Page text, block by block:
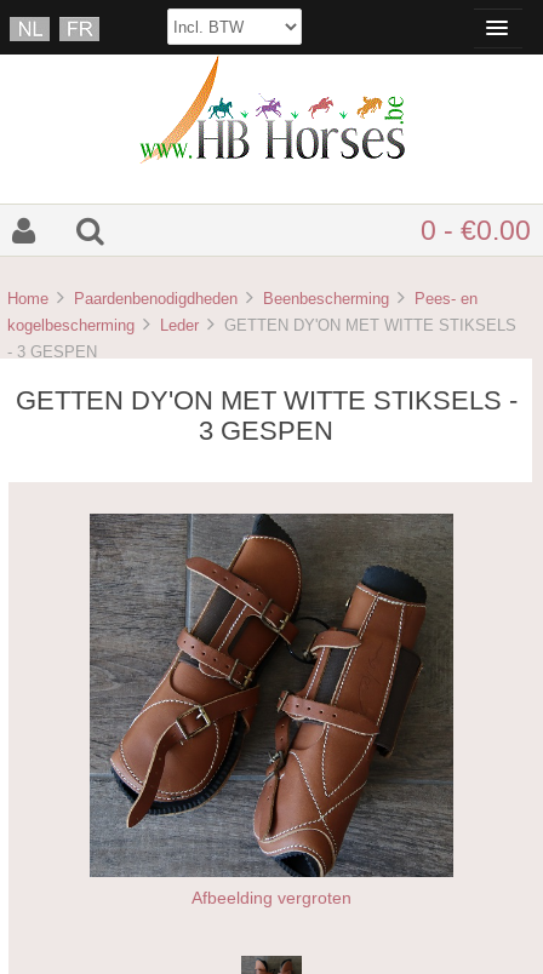
0 - €0.00
Home Paardenbenodigdheden Beenbescherming
Pees- en
kogelbescherming
Leder
GETTEN DY'ON MET WITTE STIKSELS
- 3 GESPEN
GETTEN DY'ON MET WITTE STIKSELS -
3 GESPEN
Afbeelding vergroten